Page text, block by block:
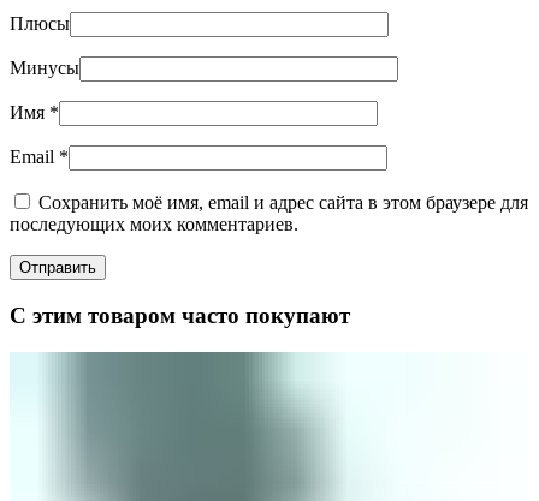
Плюсы
Минусы
Имя *
Email *
Сохранить моё имя, email и адрес сайта в этом браузере для
последующих моих комментариев.
С этим товаром часто покупают